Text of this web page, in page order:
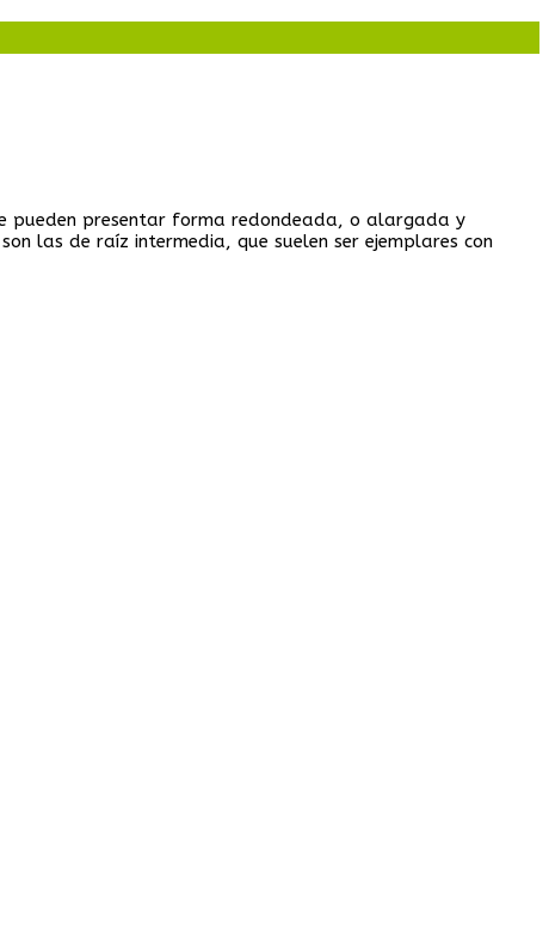
pueden presentar forma redondeada, o alargada y
las de raíz intermedia, que suelen ser ejemplares con